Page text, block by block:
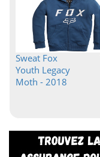
Sweat Fox
Youth Legacy
Moth - 2018